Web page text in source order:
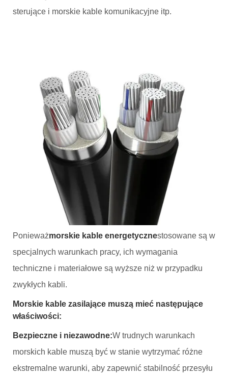
sterujące i morskie kable komunikacyjne itp.
Ponieważmorskie kable energetycznestosowane są w
specjalnych warunkach pracy, ich wymagania
techniczne i materiałowe są wyższe niż w przypadku
zwykłych kabli.
Morskie kable zasilające muszą mieć następujące
właściwości:
Bezpieczne i niezawodne:W trudnych warunkach
morskich kable muszą być w stanie wytrzymać różne
ekstremalne warunki, aby zapewnić stabilność przesyłu